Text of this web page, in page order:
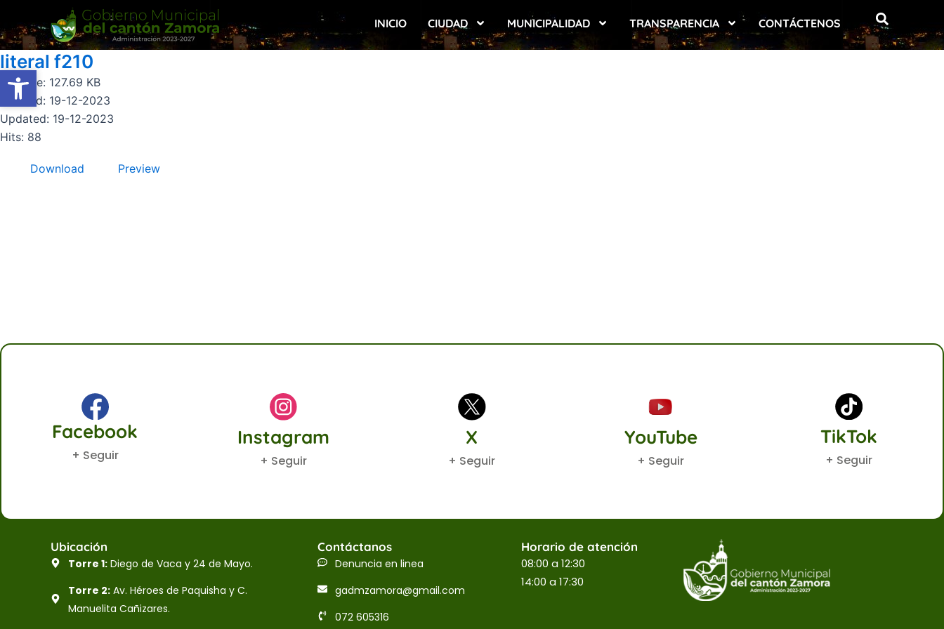
Abrir barra de herramientas
al
contenido
INICIO CIUDAD MUNICIPALIDAD TRANSPARENCIA CONTÁCTENOS
literal f210
File size: 127.69 KB
Created: 19-12-2023
Updated: 19-12-2023
Hits: 88
Download Preview
Facebook
+ Seguir
Instagram
+ Seguir
X
+ Seguir
YouTube
+ Seguir
TikTok
+ Seguir
Ubicación
Torre 1:Diego de Vaca y 24 de Mayo.
Torre 2:Av. Héroes de Paquisha y C.
Manuelita Cañizares.
Contáctanos
Denuncia en linea
gadmzamora@gmail.com
072 605316
Horario de atención
08:00 a 12:30
14:00 a 17:30
Abrir barra de herramientas